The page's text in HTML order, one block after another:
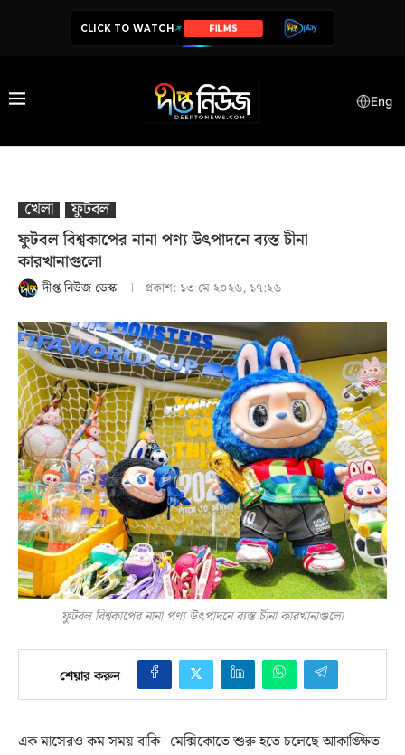
CLICK TO WATCH SERIES
Eng
খেলা
ফুটবল
ফুটবল বিশ্বকাপের নানা পণ্য উৎপাদনে ব্যস্ত চীনা
কারখানাগুলো
দীপ্ত নিউজ ডেস্ক প্রকাশ: ১৩ মে ২০২৬, ১৭:২৬
ফুটবল বিশ্বকাপের নানা পণ্য উৎপাদনে ব্যস্ত চীনা কারখানাগুলো
শেয়ার করুন
এক মাসেরও কম সময় বাকি। মেক্সিকোতে শুরু হতে চলেছে আকাঙ্ক্ষিত